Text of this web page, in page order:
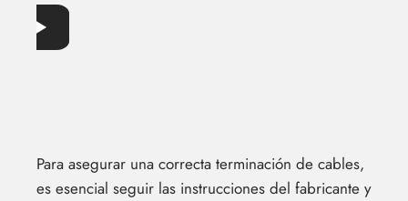
Para asegurar una correcta terminación de cables,
es esencial seguir las instrucciones del fabricante y